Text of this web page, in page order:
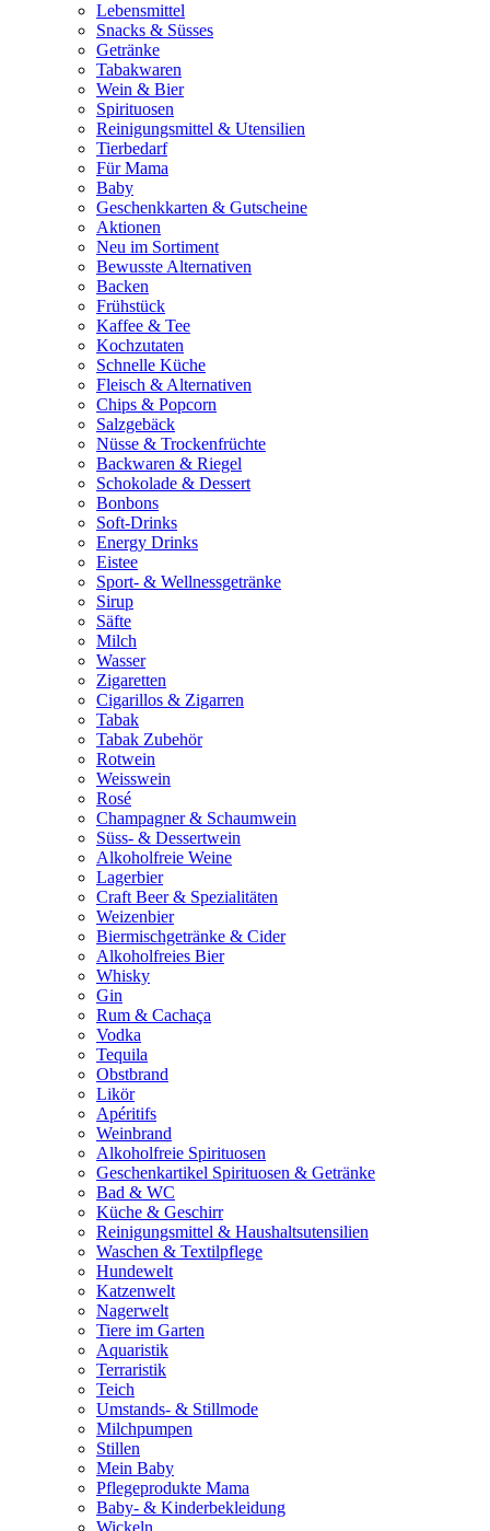
Lebensmittel
Snacks & Süsses
Getränke
Tabakwaren
Wein & Bier
Spirituosen
Reinigungsmittel & Utensilien
Tierbedarf
Für Mama
Baby
Geschenkkarten & Gutscheine
Aktionen
Neu im Sortiment
Bewusste Alternativen
Backen
Frühstück
Kaffee & Tee
Kochzutaten
Schnelle Küche
Fleisch & Alternativen
Chips & Popcorn
Salzgebäck
Nüsse & Trockenfrüchte
Backwaren & Riegel
Schokolade & Dessert
Bonbons
Soft-Drinks
Energy Drinks
Eistee
Sport- & Wellnessgetränke
Sirup
Säfte
Milch
Wasser
Zigaretten
Cigarillos & Zigarren
Tabak
Tabak Zubehör
Rotwein
Weisswein
Rosé
Champagner & Schaumwein
Süss- & Dessertwein
Alkoholfreie Weine
Lagerbier
Craft Beer & Spezialitäten
Weizenbier
Biermischgetränke & Cider
Alkoholfreies Bier
Whisky
Gin
Rum & Cachaça
Vodka
Tequila
Obstbrand
Likör
Apéritifs
Weinbrand
Alkoholfreie Spirituosen
Geschenkartikel Spirituosen & Getränke
Bad & WC
Küche & Geschirr
Reinigungsmittel & Haushaltsutensilien
Waschen & Textilpflege
Hundewelt
Katzenwelt
Nagerwelt
Tiere im Garten
Aquaristik
Terraristik
Teich
Umstands- & Stillmode
Milchpumpen
Stillen
Mein Baby
Pflegeprodukte Mama
Baby- & Kinderbekleidung
Wickeln